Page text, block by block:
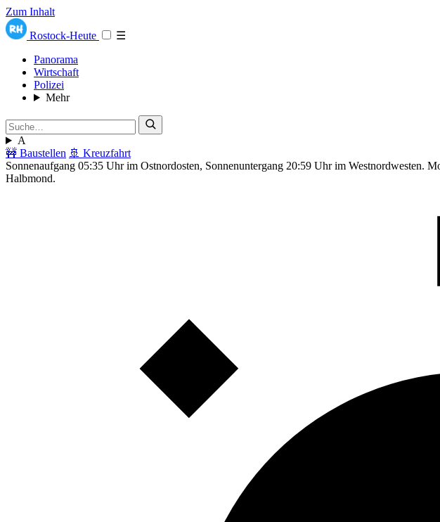
Zum Inhalt
Rostock-Heute
☰
Panorama
Wirtschaft
Polizei
Mehr
A
🚧 Baustellen 🚢 Kreuzfahrt
Sonnenaufgang 05:35 Uhr im Ostnordosten, Sonnenuntergang 20:59 Uhr im Westnordwesten.
Halbmond.